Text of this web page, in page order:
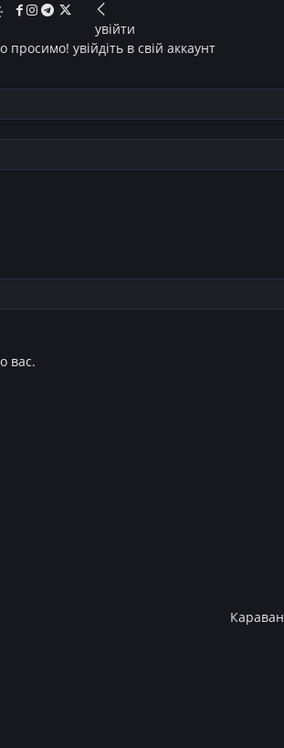
увійти
просимо! увійдіть в свій аккаунт
вас.
Караван